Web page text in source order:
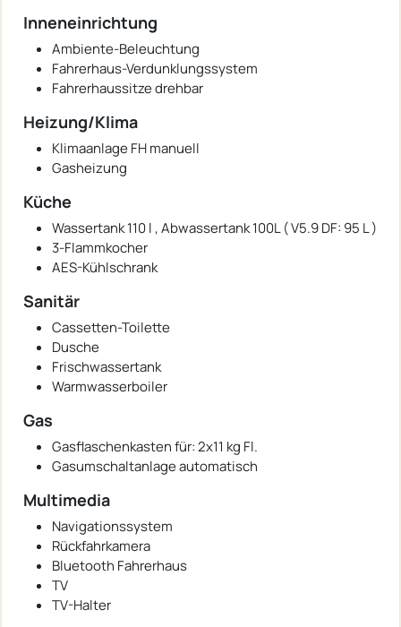
Inneneinrichtung
Ambiente-Beleuchtung
Fahrerhaus-Verdunklungssystem
Fahrerhaussitze drehbar
Heizung/Klima
Klimaanlage FH manuell
Gasheizung
Küche
Wassertank 110 l , Abwassertank 100L ( V5.9 DF: 95 L )
3-Flammkocher
AES-Kühlschrank
Sanitär
Cassetten-Toilette
Dusche
Frischwassertank
Warmwasserboiler
Gas
Gasflaschenkasten für: 2x11 kg Fl.
Gasumschaltanlage automatisch
Multimedia
Navigationssystem
Rückfahrkamera
Bluetooth Fahrerhaus
TV
TV-Halter